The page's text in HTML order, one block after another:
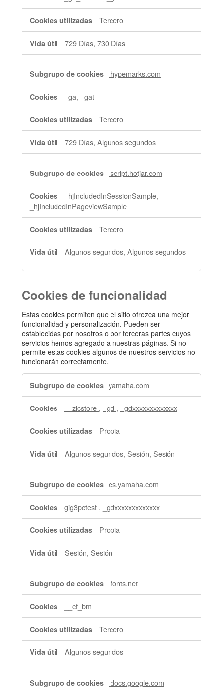
Tercero
729 Días, 730 Días
hypemarks.com
_ga, _gat
Tercero
729 Días, Algunos segundos
script.hotjar.com
_hjIncludedInSessionSample,
_hjIncludedInPageviewSample
Tercero
Algunos segundos, Algunos segundos
Cookies de funcionalidad
Estas cookies permiten que el sitio ofrezca una mejor
funcionalidad y personalización. Pueden ser
establecidas por nosotros o por terceras partes cuyos
servicios hemos agregado a nuestras páginas. Si no
permite estas cookies algunos de nuestros servicios no
funcionarán correctamente.
de
yamaha.com
__zlcstore , _gd , _gdxxxxxxxxxxxxx
Propia
Algunos segundos, Sesión, Sesión
es.yamaha.com
gig3pctest , _gdxxxxxxxxxxxxx
Propia
Sesión, Sesión
fonts.net
__cf_bm
Tercero
Algunos segundos
docs.google.com